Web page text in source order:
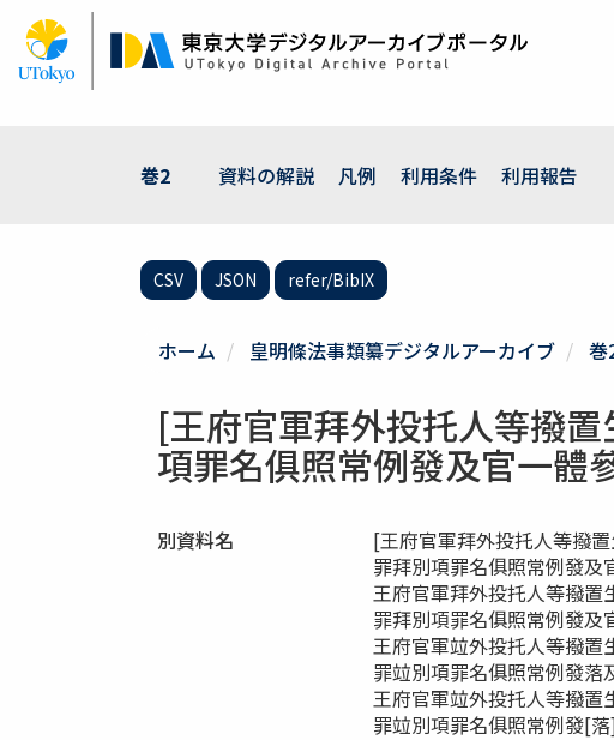
ン
巻2 資料の解説 凡例 利用条件 利用報告
CSV JSON refer/BibIX
ホーム 皇明條法事類纂デジタルアーカイブ 巻
[王府官軍拜外投托人等撥
項罪名俱照常例發及官一體
別資料名
[王府官軍拜外投托人等撥
罪拜別項罪名俱照常例發及
王府官軍拜外投托人等撥置
罪拜別項罪名俱照常例發及
王府官軍竝外投托人等撥置
罪竝別項罪名俱照常例發落
王府官軍竝外投托人等撥置
罪竝別項罪名俱照常例發[